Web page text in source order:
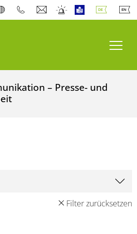
– Presse- und
Filter zurücksetzen